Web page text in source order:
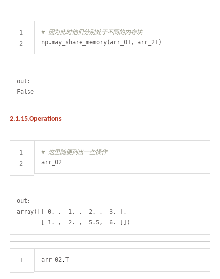
1
2
# 因为此时他们分别处于不同的内存块
np.
out:
False
2.1.15.Operations
1
2
# 这里随便列出一些操作
arr_02
out:
array([[ 0. ,  1. ,  2. ,  3. ],
1 arr_02. T